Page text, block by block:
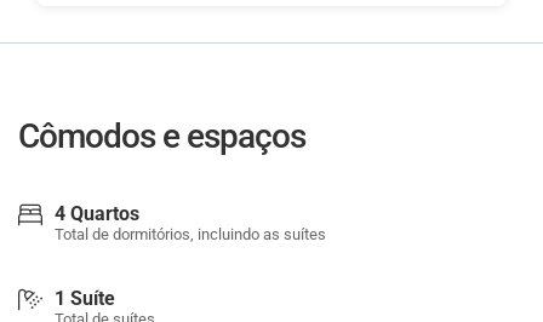
Cômodos e espaços
4 Quartos
Total de dormitórios, incluindo as suítes
1 Suíte